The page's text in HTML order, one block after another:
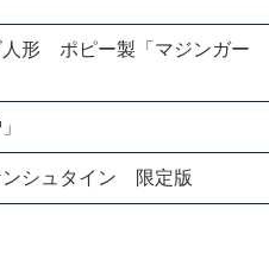
人形 ポピー製「マジンガー
ンシュタイン 限定版